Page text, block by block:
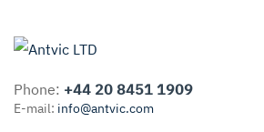
Phone: +44 20 8451 1909
E-mail: info@antvic.com